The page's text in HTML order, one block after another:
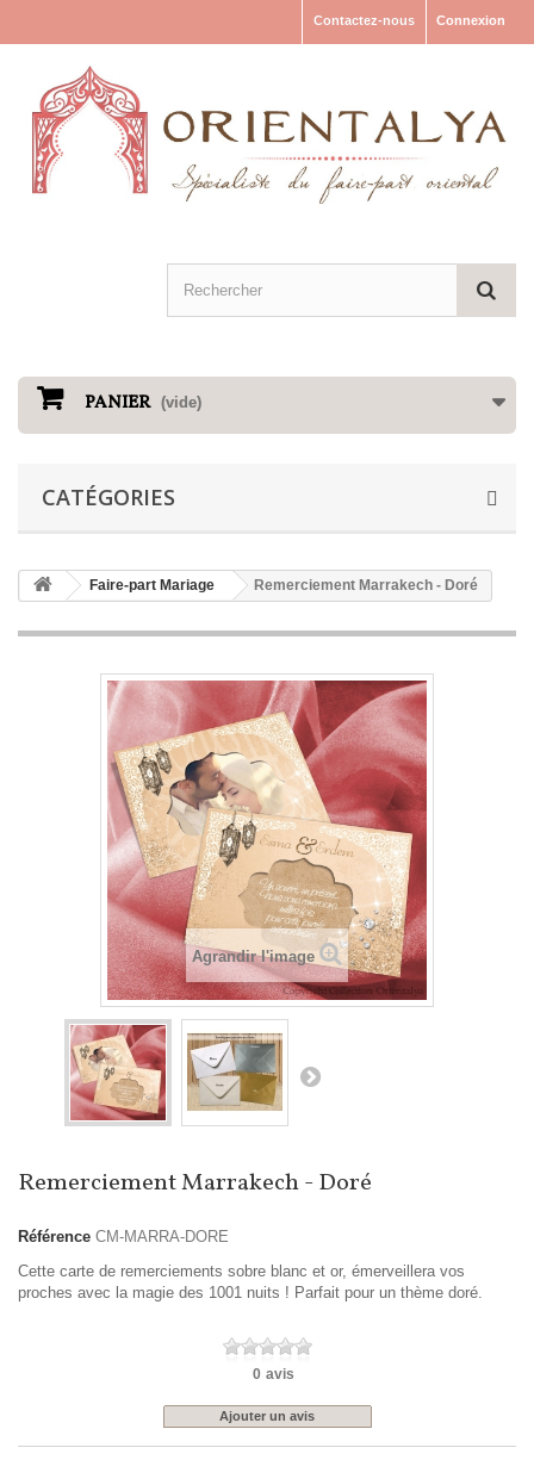
Connexion
Contactez-nous
PANIER (vide)
CATÉGORIES
Faire-part Mariage Remerciement Marrakech - Doré
Agrandir l'image
Remerciement Marrakech - Doré
Référence CM-MARRA-DORE
Cette carte de remerciements sobre blanc et or, émerveillera vos
proches avec la magie des 1001 nuits ! Parfait pour un thème doré.
0 avis
Ajouter un avis